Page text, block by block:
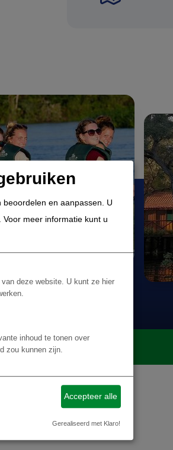
Excursiesaanvraag
en aanpassen. U
Voor meer informatie kunt u
deze website. U kunt ze hier
inhoud te tonen over
zou kunnen zijn.
Accepteer alle
Gerealiseerd met Klaro!